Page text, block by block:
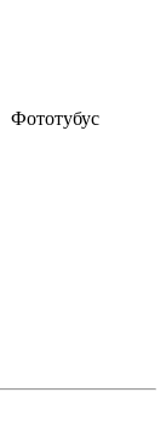
Фототубус